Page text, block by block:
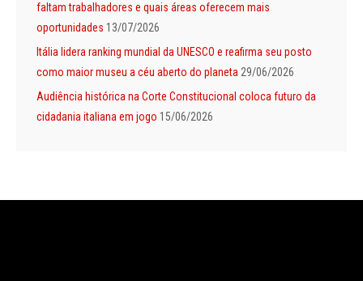
faltam trabalhadores e quais áreas oferecem mais
oportunidades 13/07/2026
Itália lidera ranking mundial da UNESCO e reafirma seu posto
como maior museu a céu aberto do planeta 29/06/2026
Audiência histórica na Corte Constitucional coloca futuro da
cidadania italiana em jogo 15/06/2026